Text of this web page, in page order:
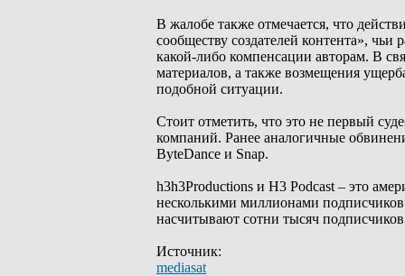
В жалобе также отмечается, что
сообществу создателей контента»,
какой-либо компенсации авторам. В
материалов, а также возмещения
подобной ситуации.
Стоит отметить, что это не первый
компаний. Ранее аналогичные
ByteDance и Snap.
h3h3Productions и H3 Podcast – это
несколькими миллионами
насчитывают сотни тысяч
Источник:
mediasat